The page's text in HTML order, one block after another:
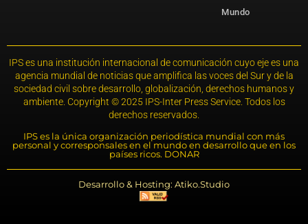
Mundo
IPS es una institución internacional de comunicación cuyo eje es una
agencia mundial de noticias que amplifica las voces del Sur y de la
sociedad civil sobre desarrollo, globalización, derechos humanos y
ambiente. Copyright © 2025 IPS-Inter Press Service. Todos los
derechos reservados.
IPS es la única organización periodística mundial con más
personal y corresponsales en el mundo en desarrollo que en los
países ricos. DONAR
Desarrollo & Hosting: Atiko.Studio